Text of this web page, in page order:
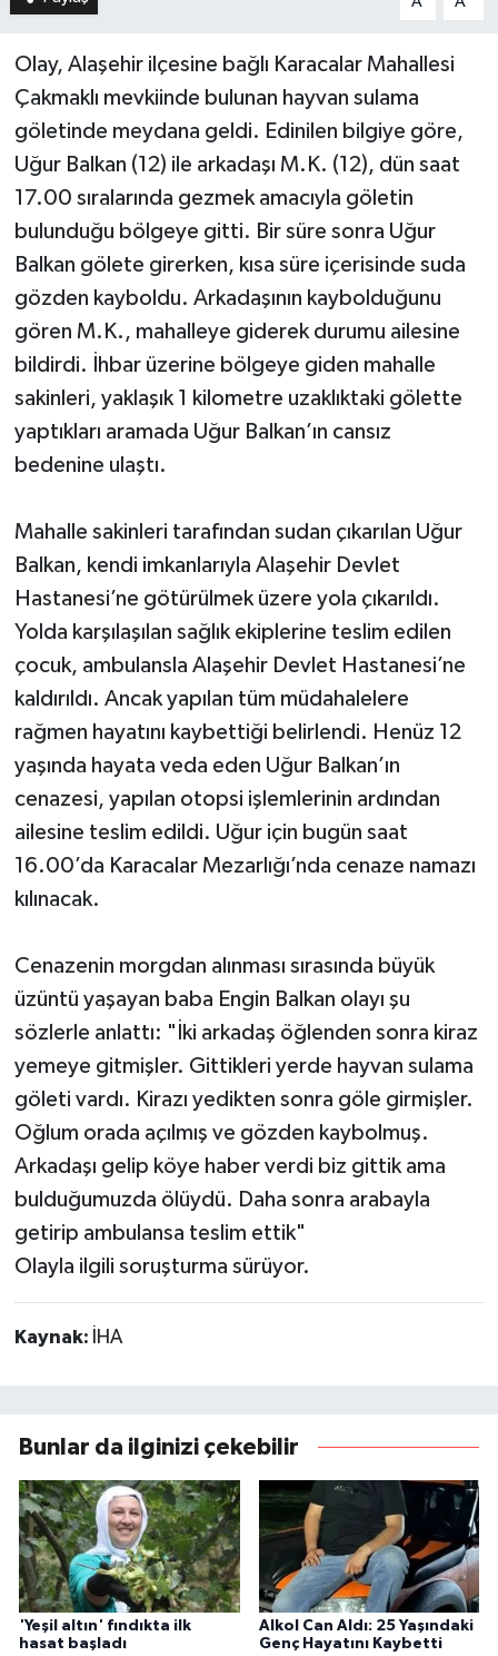
Olay, Alaşehir ilçesine bağlı Karacalar Mahallesi
Çakmaklı mevkiinde bulunan hayvan sulama
göletinde meydana geldi. Edinilen bilgiye göre,
Uğur Balkan (12) ile arkadaşı M.K. (12), dün saat
17.00 sıralarında gezmek amacıyla göletin
bulunduğu bölgeye gitti. Bir süre sonra Uğur
Balkan gölete girerken, kısa süre içerisinde suda
gözden kayboldu. Arkadaşının kaybolduğunu
gören M.K., mahalleye giderek durumu ailesine
bildirdi. İhbar üzerine bölgeye giden mahalle
sakinleri, yaklaşık 1 kilometre uzaklıktaki gölette
yaptıkları aramada Uğur Balkan’ın cansız
bedenine ulaştı.
Mahalle sakinleri tarafından sudan çıkarılan Uğur
Balkan, kendi imkanlarıyla Alaşehir Devlet
Hastanesi’ne götürülmek üzere yola çıkarıldı.
Yolda karşılaşılan sağlık ekiplerine teslim edilen
çocuk, ambulansla Alaşehir Devlet Hastanesi’ne
kaldırıldı. Ancak yapılan tüm müdahalelere
rağmen hayatını kaybettiği belirlendi. Henüz 12
yaşında hayata veda eden Uğur Balkan’ın
cenazesi, yapılan otopsi işlemlerinin ardından
ailesine teslim edildi. Uğur için bugün saat
16.00’da Karacalar Mezarlığı’nda cenaze namazı
kılınacak.
Cenazenin morgdan alınması sırasında büyük
üzüntü yaşayan baba Engin Balkan olayı şu
sözlerle anlattı: "İki arkadaş öğlenden sonra kiraz
yemeye gitmişler. Gittikleri yerde hayvan sulama
göleti vardı. Kirazı yedikten sonra göle girmişler.
Oğlum orada açılmış ve gözden kaybolmuş.
Arkadaşı gelip köye haber verdi biz gittik ama
bulduğumuzda ölüydü. Daha sonra arabayla
getirip ambulansa teslim ettik"
Olayla ilgili soruşturma sürüyor.
Kaynak: İHA
Bunlar da ilginizi çekebilir
'Yeşil altın' fındıkta ilk
hasat başladı
Alkol Can Aldı: 25 Yaşındaki
Genç Hayatını Kaybetti